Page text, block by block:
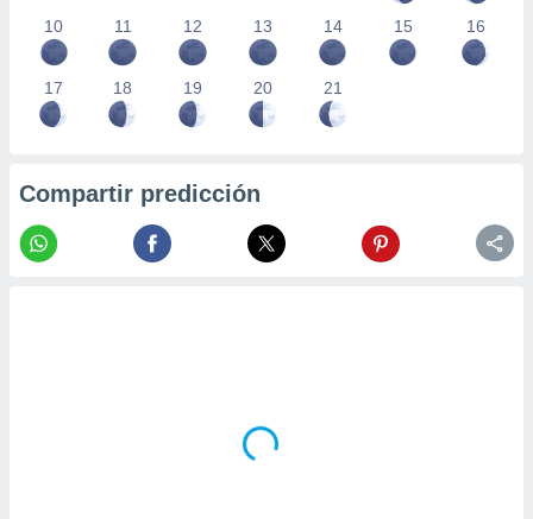
10 11 12 13 14 15 16
17 18 19 20 21
Compartir predicción